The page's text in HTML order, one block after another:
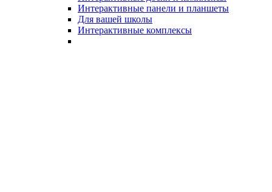
Интерактивные панели и планшеты
Для вашей школы
Интерактивные комплексы